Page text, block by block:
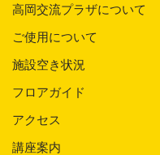
高岡交流プラザについて
ご使用について
施設空き状況
フロアガイド
アクセス
講座案内